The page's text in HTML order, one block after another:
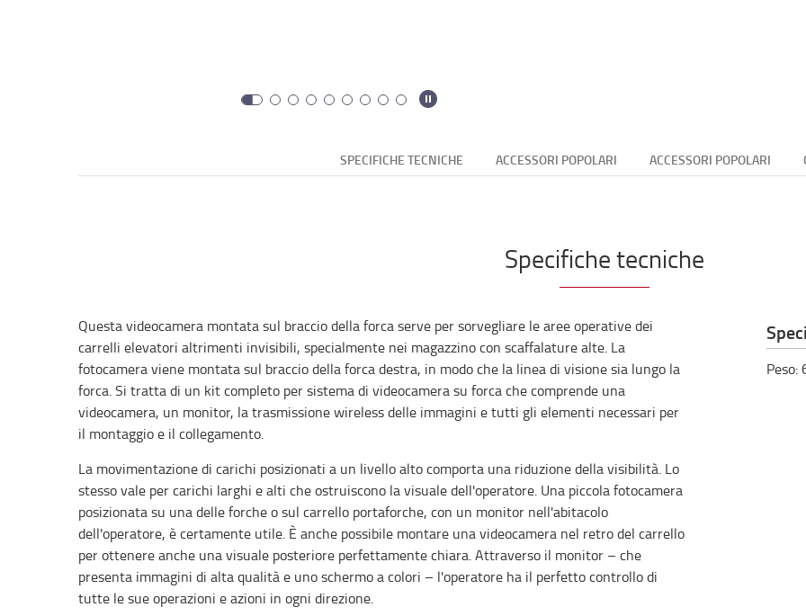
SPECIFICHE TECNICHE ACCESSORI POPOLARI ACCESSORI POPOLARI
Specifiche tecniche
Questa videocamera montata sul braccio della forca serve per sorvegliare le aree operative dei
carrelli elevatori altrimenti invisibili, specialmente nei magazzino con scaffalature alte. La
fotocamera viene montata sul braccio della forca destra, in modo che la linea di visione sia lungo la
forca. Si tratta di un kit completo per sistema di videocamera su forca che comprende una
videocamera, un monitor, la trasmissione wireless delle immagini e tutti gli elementi necessari per
il montaggio e il collegamento.
La movimentazione di carichi posizionati a un livello alto comporta una riduzione della visibilità. Lo
stesso vale per carichi larghi e alti che ostruiscono la visuale dell'operatore. Una piccola fotocamera
posizionata su una delle forche o sul carrello portaforche, con un monitor nell'abitacolo
dell'operatore, è certamente utile. È anche possibile montare una videocamera nel retro del carrello
per ottenere anche una visuale posteriore perfettamente chiara. Attraverso il monitor – che
presenta immagini di alta qualità e uno schermo a colori – l'operatore ha il perfetto controllo di
tutte le sue operazioni e azioni in ogni direzione.
Peso: